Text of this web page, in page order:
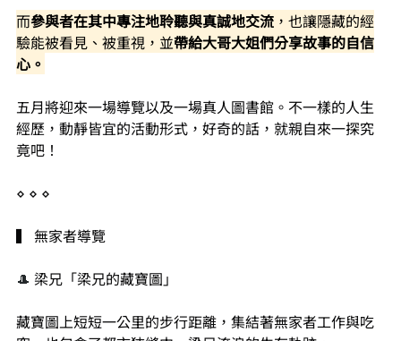
而參與者在其中專注地聆聽與真誠地交流 ，也讓隱藏的經
驗能被看見、被重視，並帶給大哥大姐們分享故事的自信
心 。
五月將迎來一場導覽以及一場真人圖書館。不一樣的人生
經歷，動靜皆宜的活動形式，好奇的話，就親自來一探究
竟吧！
⋄ ⋄ ⋄
▍ 無家者導覽
🎩 梁兄「梁兄的藏寶圖」
藏寶圖上短短一公里的步行距離，集結著無家者工作與吃